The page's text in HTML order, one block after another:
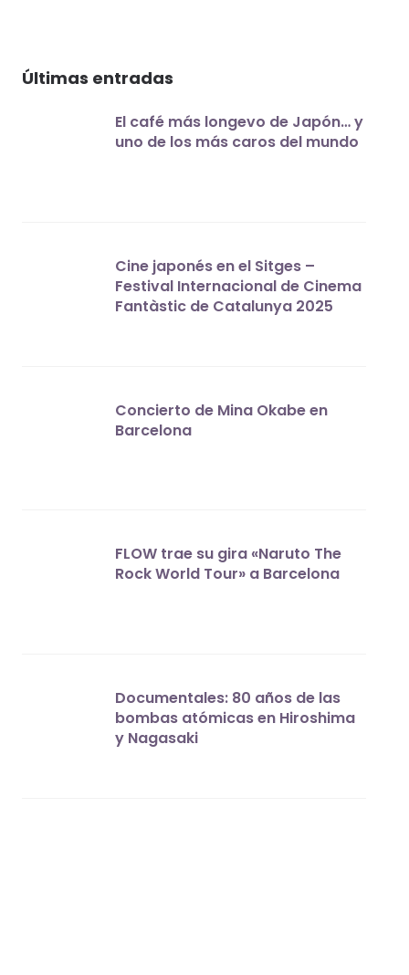
Últimas entradas
El café más longevo de Japón… y
uno de los más caros del mundo
Cine japonés en el Sitges –
Festival Internacional de Cinema
Fantàstic de Catalunya 2025
Concierto de Mina Okabe en
Barcelona
FLOW trae su gira «Naruto The
Rock World Tour» a Barcelona
Documentales: 80 años de las
bombas atómicas en Hiroshima
y Nagasaki